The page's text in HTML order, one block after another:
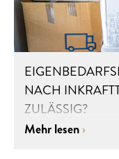
NACH
ZULÄSSIG?
Mehr lesen